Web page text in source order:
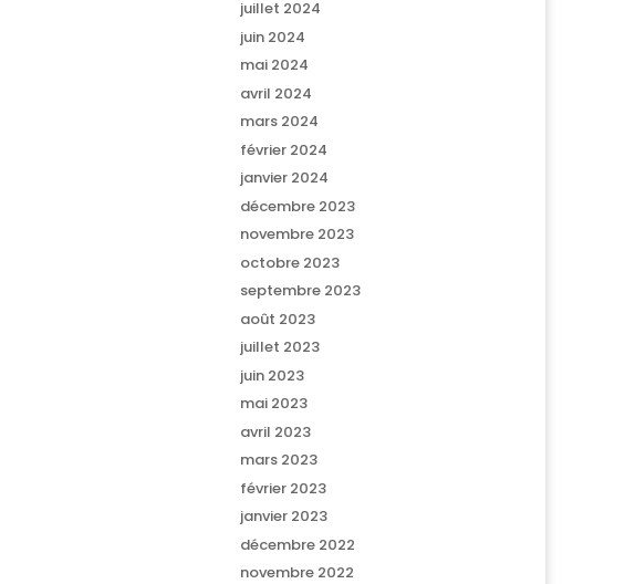
juillet 2024
juin 2024
mai 2024
avril 2024
mars 2024
février 2024
janvier 2024
décembre 2023
novembre 2023
octobre 2023
septembre 2023
août 2023
juillet 2023
juin 2023
mai 2023
avril 2023
mars 2023
février 2023
janvier 2023
décembre 2022
novembre 2022